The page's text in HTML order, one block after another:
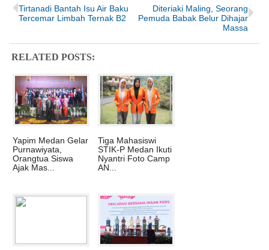
Tirtanadi Bantah Isu Air Baku
Tercemar Limbah Ternak B2
Diteriaki Maling, Seorang
Pemuda Babak Belur Dihajar
Massa
RELATED POSTS:
Yapim Medan Gelar
‎Purnawiyata,
Orangtua Siswa
Ajak Mas...
‎Tiga Mahasiswi
STIK-P Medan Ikuti
Nyantri Foto Camp
AN...